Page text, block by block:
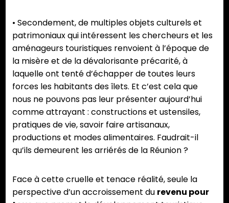
• Secondement, de multiples objets culturels et
patrimoniaux qui intéressent les chercheurs et les
aménageurs touristiques renvoient à l’époque de
la misère et de la dévalorisante précarité, à
laquelle ont tenté d’échapper de toutes leurs
forces les habitants des îlets. Et c’est cela que
nous ne pouvons pas leur présenter aujourd’hui
comme attrayant : constructions et ustensiles,
pratiques de vie, savoir faire artisanaux,
productions et modes alimentaires. Faudrait-il
qu’ils demeurent les arriérés de la Réunion ?
Face à cette cruelle et tenace réalité, seule la
perspective d’un accroissement du revenu pour